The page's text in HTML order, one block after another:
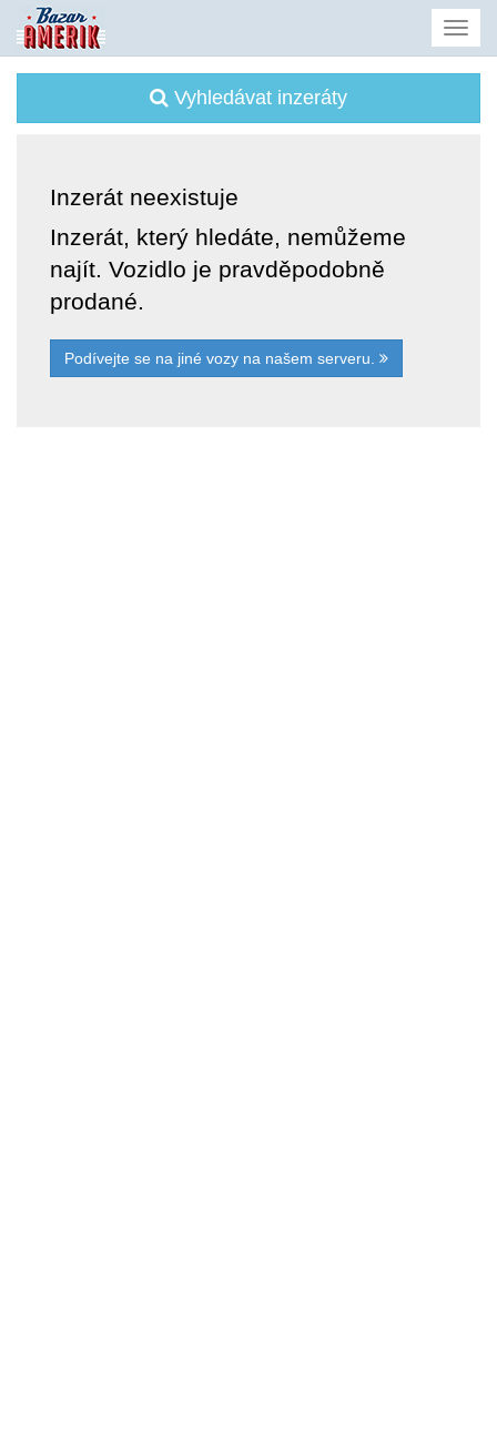
Vyhledávat inzeráty
Inzerát neexistuje
Inzerát, který hledáte, nemůžeme
najít. Vozidlo je pravděpodobně
prodané.
Podívejte se na jiné vozy na našem serveru.